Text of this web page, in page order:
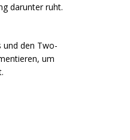
darunter ruht.
und den Two-
um